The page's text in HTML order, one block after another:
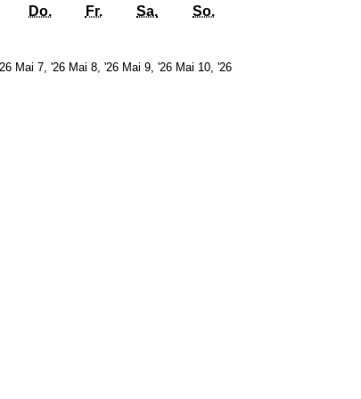
Mittwoch
Do. Donnerstag
Fr. FreitagSa. Samstag
So.
6.Mai 7, '267.Mai 8, '268.Mai 9, '269.Mai 10, '2610.